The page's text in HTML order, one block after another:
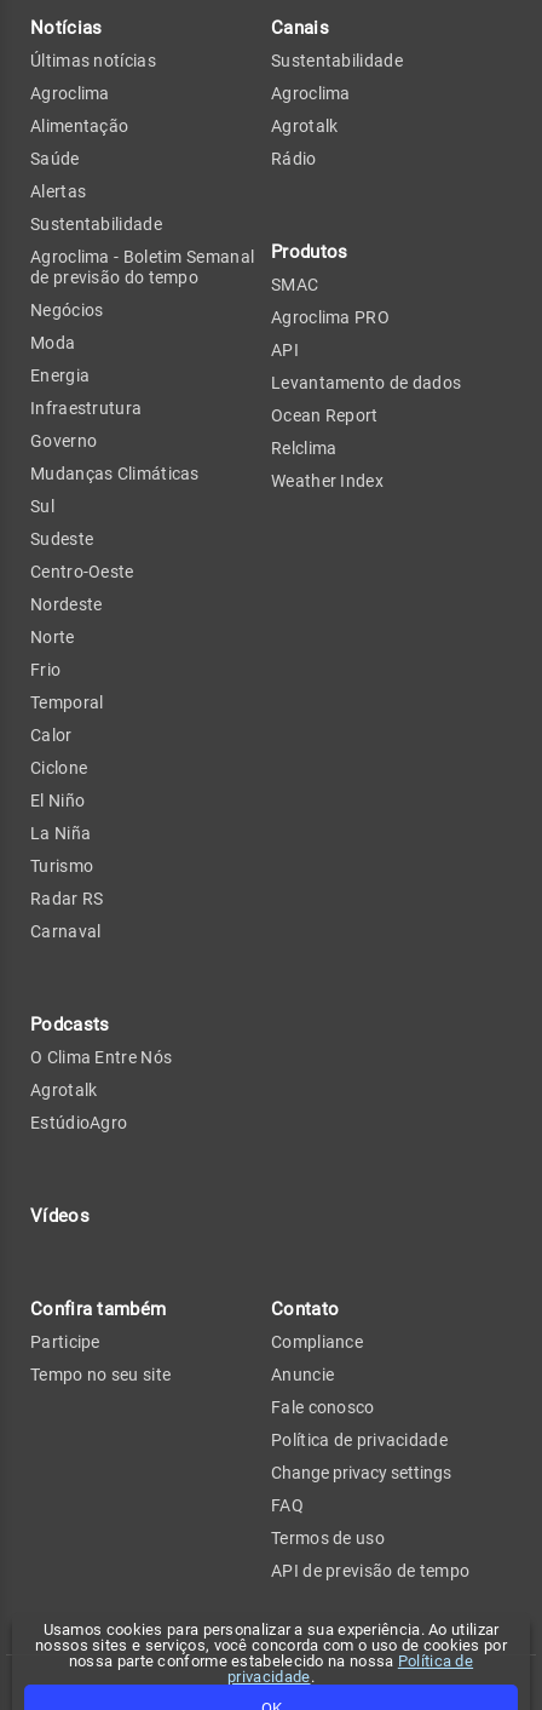
Usamos cookies para personalizar a sua experiência. Ao utilizar
nossos sites e serviços, você concorda com o uso de cookies por
nossa parte conforme estabelecido na nossa Política de
privacidade.
Notícias
Últimas notícias
Agroclima
Alimentação
Saúde
Alertas
Sustentabilidade
Agroclima - Boletim Semanal
de previsão do tempo
Negócios
Moda
Energia
Infraestrutura
Governo
Mudanças Climáticas
Sul
Sudeste
Centro-Oeste
Nordeste
Norte
Frio
Temporal
Calor
Ciclone
El Niño
La Niña
Turismo
Radar RS
Carnaval
Podcasts
O Clima Entre Nós
Agrotalk
EstúdioAgro
Vídeos
Canais
Sustentabilidade
Agroclima
Agrotalk
Rádio
Produtos
SMAC
Agroclima PRO
API
Levantamento de dados
Ocean Report
Relclima
Weather Index
Confira também
Participe
Tempo no seu site
Contato
Compliance
Anuncie
Fale conosco
Política de privacidade
Change privacy settings
FAQ
Termos de uso
API de previsão de tempo
Copyright 2026 - Climatempo. Todos os direitos reservados.